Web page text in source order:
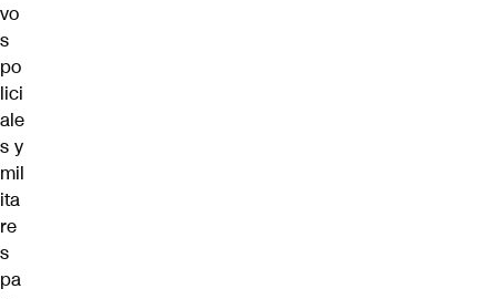
vo
s
po
lici
ale
s y
mil
ita
re
s
pa